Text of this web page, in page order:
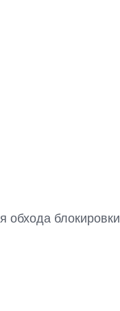
обхода блокировки